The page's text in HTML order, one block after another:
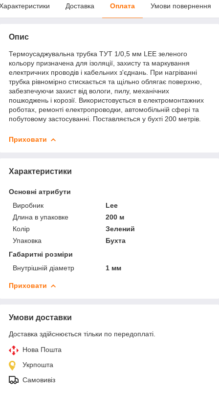
Доставка Оплата Умови повернення
Опис
Термоусаджувальна трубка ТУТ 1/0,5 мм LEE зеленого
кольору призначена для ізоляції, захисту та маркування
електричних проводів і кабельних з'єднань. При нагріванні
трубка рівномірно стискається та щільно облягає поверхню,
забезпечуючи захист від вологи, пилу, механічних
пошкоджень і корозії. Використовується в електромонтажних
роботах, ремонті електропроводки, автомобільній сфері та
побутовому застосуванні. Поставляється у бухті 200 метрів.
Приховати
Характеристики
Основні атрибути
Виробник
Lee
Длина в упаковке
200 м
Колір
Зелений
Упаковка
Бухта
Габаритні розміри
Внутрішній діаметр
1 мм
Приховати
Умови доставки
Доставка здійснюється тільки по передоплаті.
Нова Пошта
Укрпошта
Самовивіз